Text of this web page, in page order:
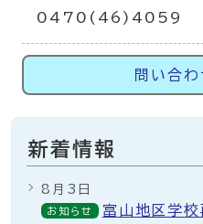
0470(46)4059
問い合わ
新着情報
8月3日
お知らせ
富山地区学